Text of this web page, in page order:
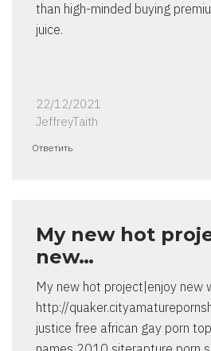
than high-minded buying
juice.
22/12/2021
JeffreyTaith
Ответить
My new hot
new…
My new hot project|enjoy new
http://
justice free african gay porn